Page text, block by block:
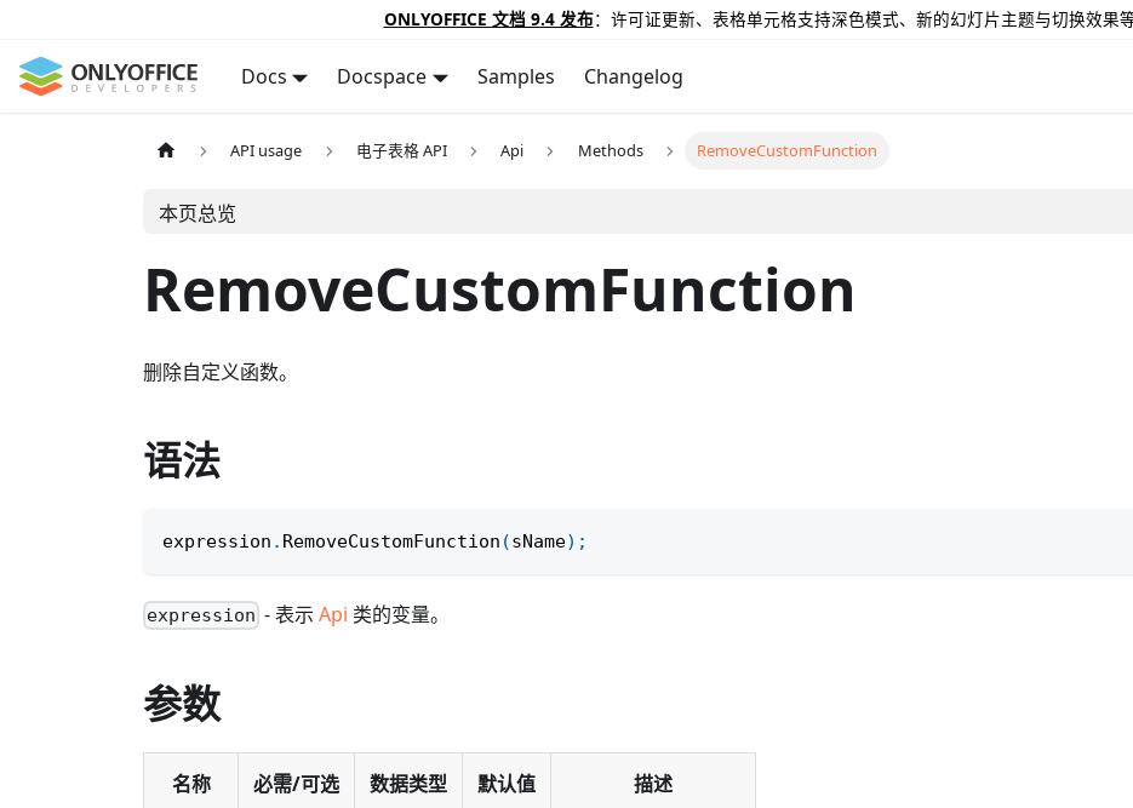
ONLYOFFICE 文档 9.4 发布：许可证更新、表格单元格支持深色模式、新的幻灯片主题与切换效果等
Docs Docspace Samples Changelog
API usage 电子表格 API Api Methods RemoveCustomFunction
本页总览
RemoveCustomFunction
删除自定义函数。
语法
expression . RemoveCustomFunction (sName) ;
expression - 表示Api 类的变量。
参数
名称 必需/可选 数据类型 默认值 描述